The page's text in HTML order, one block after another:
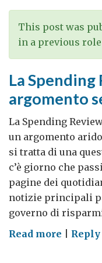
Regno
Unito?
This post was
in a previous role
La
argomento
La Spending
un argomento
si tratta di una
c’è giorno che
pagine dei
notizie principali
governo di
Read more onReply